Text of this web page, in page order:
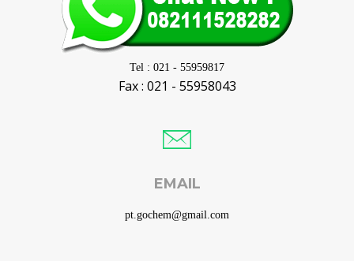
Tel : 021 - 55959817
Fax : 021 - 55958043
EMAIL
pt.gochem@gmail.com